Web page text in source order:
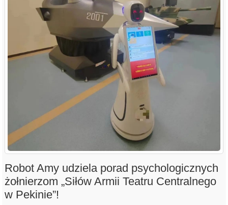
Robot Amy udziela porad psychologicznych
żołnierzom „Siłów Armii Teatru Centralnego
w Pekinie”!